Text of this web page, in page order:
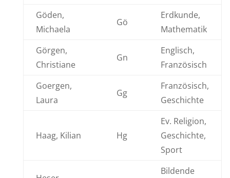
Göden,
Michaela
Gö
Erdkunde,
Mathematik
Görgen,
Christiane
Gn
Englisch,
Französisch
Goergen,
Laura
Gg
Französisch,
Geschichte
Haag, Kilian Hg
Ev. Religion,
Geschichte,
Sport
Bildende